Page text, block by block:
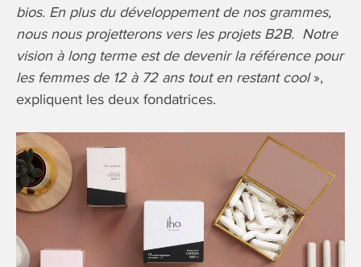
bios. En plus du développement de nos grammes,
nous nous projetterons vers les projets B2B. Notre
vision à long terme est de devenir la référence pour
les femmes de 12 à 72 ans tout en restant cool»,
expliquent les deux fondatrices.